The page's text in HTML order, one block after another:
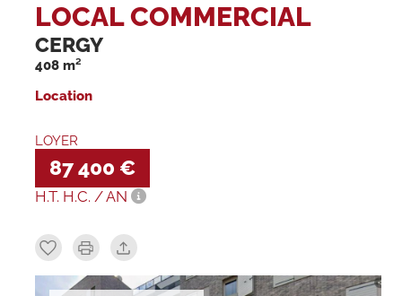
LOCAL COMMERCIAL
CERGY
408 m²
Location
LOYER
87 400 €
H.T. H.C. / AN